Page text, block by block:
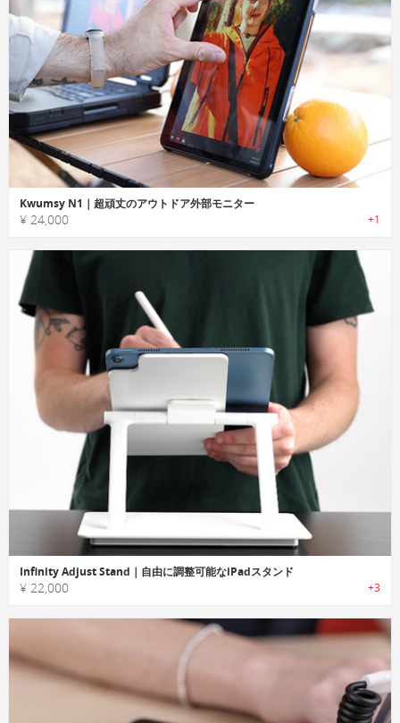
Kwumsy N1｜超頑丈のアウトドア外部モニター
¥ 24,000 +1
Infinity Adjust Stand｜自由に調整可能なiPadスタンド
¥ 22,000 +3